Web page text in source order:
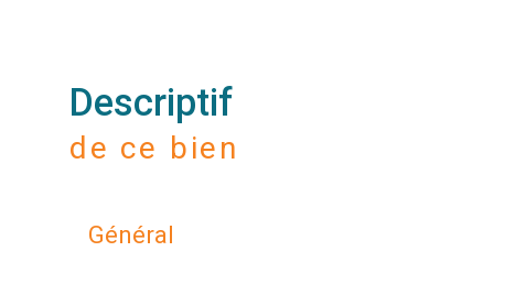
descriptif
de ce bien
Général